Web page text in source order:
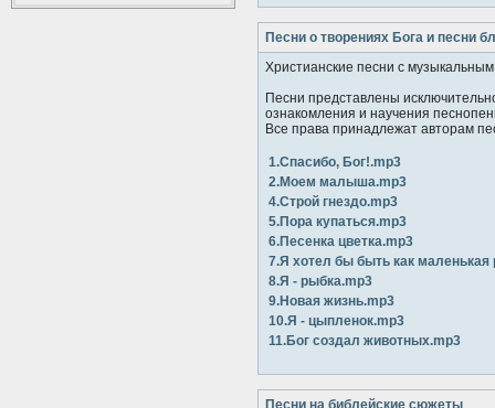
Песни о творениях Бога и песни
Христианские песни с
Песни представлены
ознакомления и научения
Все права принадлежат авторам
1.Спасибо, Бог!.mp3
2.Моем малыша.mp3
4.Строй гнездо.mp3
5.Пора купаться.mp3
6.Песенка цветка.mp3
7.Я хотел бы быть как маленькая
8.Я - рыбка.mp3
9.Новая жизнь.mp3
10.Я - цыпленок.mp3
11.Бог создал животных.mp3
Песни на библейские сюжеты